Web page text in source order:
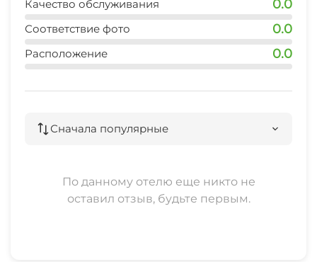
Качество обслуживания 0.0
Соответствие фото 0.0
Расположение 0.0
Сначала популярные
По данному отелю еще никто не
оставил отзыв, будьте первым.